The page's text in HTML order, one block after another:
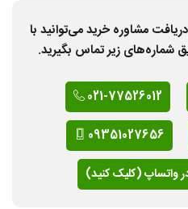
مشاوره خرید می‌توانید با
شماره‌های زیر تماس بگیرید.
021-77526012
09351027656
واتساپ (کلیک کنید)